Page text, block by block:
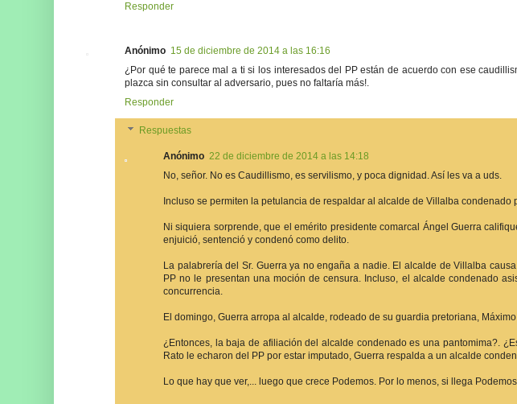
Responder
Anónimo 15 de diciembre de 2014 a las 16:16
¿Por qué te parece mal a ti si los interesados del PP están de acuerdo con ese
plazca sin consultar al adversario, pues no faltaría más!.
Responder
Respuestas
Anónimo 22 de diciembre de 2014 a las 14:18
No, señor. No es Caudillismo, es servilismo, y poca dignidad. Así les va a uds.
Incluso se permiten la petulancia de respaldar al alcalde de Villalba condenado
Ni siquiera sorprende, que el emérito presidente comarcal Ángel Guerra
enjuició, sentenció y condenó como delito.
La palabrería del Sr. Guerra ya no engaña a nadie. El alcalde de Villalba
PP no le presentan una moción de censura. Incluso, el alcalde condenado
concurrencia.
El domingo, Guerra arropa al alcalde, rodeado de su guardia pretoriana,
¿Entonces, la baja de afiliación del alcalde condenado es una pantomima?.
Rato le echaron del PP por estar imputado, Guerra respalda a un alcalde
Lo que hay que ver,... luego que crece Podemos. Por lo menos, si llega